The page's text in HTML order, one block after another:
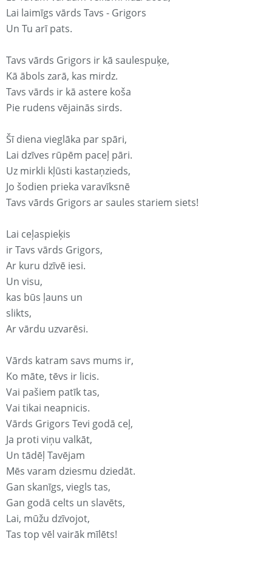
Lai laimīgs vārds Tavs - Grigors
Un Tu arī pats.
Tavs vārds Grigors ir kā saulespuķe,
Kā ābols zarā, kas mirdz.
Tavs vārds ir kā astere koša
Pie rudens vējainās sirds.
Šī diena vieglāka par spāri,
Lai dzīves rūpēm paceļ pāri.
Uz mirkli kļūsti kastaņzieds,
Jo šodien prieka varavīksnē
Tavs vārds Grigors ar saules stariem siets!
Lai ceļaspieķis
ir Tavs vārds Grigors,
Ar kuru dzīvē iesi.
Un visu,
kas būs ļauns un
slikts,
Ar vārdu uzvarēsi.
Vārds katram savs mums ir,
Ko māte, tēvs ir licis.
Vai pašiem patīk tas,
Vai tikai neapnicis.
Vārds Grigors Tevi godā ceļ,
Ja proti viņu valkāt,
Un tādēļ Tavējam
Mēs varam dziesmu dziedāt.
Gan skanīgs, viegls tas,
Gan godā celts un slavēts,
Lai, mūžu dzīvojot,
Tas top vēl vairāk mīlēts!